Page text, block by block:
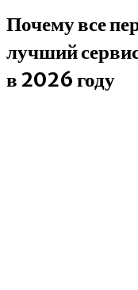
Почему все
лучший
в 2026 году